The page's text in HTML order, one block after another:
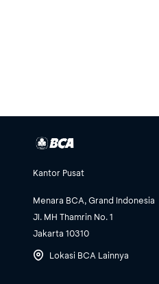
Kantor Pusat
Menara BCA, Grand Indonesia
Jl. MH Thamrin No. 1
Jakarta 10310
Lokasi BCA Lainnya